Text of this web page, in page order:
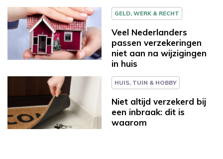
GELD, WERK & RECHT
Veel Nederlanders
passen verzekeringen
niet aan na wijzigingen
in huis
HUIS, TUIN & HOBBY
Niet altijd verzekerd bij
een inbraak: dit is
waarom